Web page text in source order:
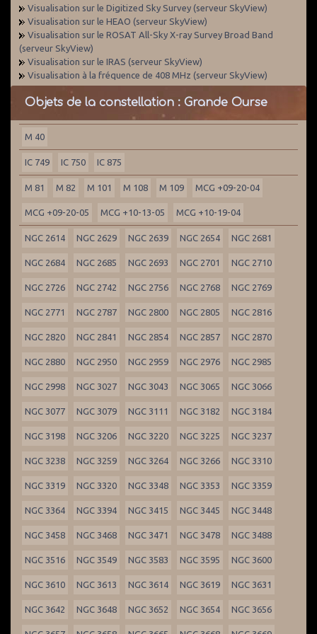
Visualisation sur le Digitized Sky Survey (serveur SkyView)
Visualisation sur le HEAO (serveur SkyView)
Visualisation sur le ROSAT All-Sky X-ray Survey Broad Band
(serveur SkyView)
Visualisation sur le IRAS (serveur SkyView)
Visualisation à la fréquence de 408 MHz (serveur SkyView)
Objets de la constellation : Grande Ourse
M 40
IC 749 IC 750 IC 875
M 81 M 82 M 101 M 108 M 109 MCG +09-20-04
MCG +09-20-05 MCG +10-13-05 MCG +10-19-04
NGC 2614 NGC 2629 NGC 2639 NGC 2654 NGC 2681
NGC 2684 NGC 2685 NGC 2693 NGC 2701 NGC 2710
NGC 2726 NGC 2742 NGC 2756 NGC 2768 NGC 2769
NGC 2771 NGC 2787 NGC 2800 NGC 2805 NGC 2816
NGC 2820 NGC 2841 NGC 2854 NGC 2857 NGC 2870
NGC 2880 NGC 2950 NGC 2959 NGC 2976 NGC 2985
NGC 2998 NGC 3027 NGC 3043 NGC 3065 NGC 3066
NGC 3077 NGC 3079 NGC 3111 NGC 3182 NGC 3184
NGC 3198 NGC 3206 NGC 3220 NGC 3225 NGC 3237
NGC 3238 NGC 3259 NGC 3264 NGC 3266 NGC 3310
NGC 3319 NGC 3320 NGC 3348 NGC 3353 NGC 3359
NGC 3364 NGC 3394 NGC 3415 NGC 3445 NGC 3448
NGC 3458 NGC 3468 NGC 3471 NGC 3478 NGC 3488
NGC 3516 NGC 3549 NGC 3583 NGC 3595 NGC 3600
NGC 3610 NGC 3613 NGC 3614 NGC 3619 NGC 3631
NGC 3642 NGC 3648 NGC 3652 NGC 3654 NGC 3656